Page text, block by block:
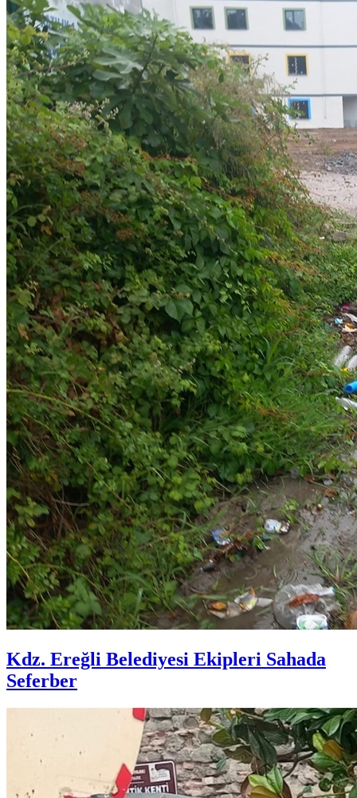
Kdz. Ereğli Belediyesi Ekipleri Sahada
Seferber